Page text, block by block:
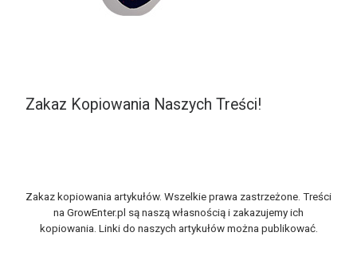
Zakaz Kopiowania Naszych Treści!
Zakaz kopiowania artykułów. Wszelkie prawa zastrzeżone. Treści
na GrowEnter.pl są naszą własnością i zakazujemy ich
kopiowania. Linki do naszych artykułów można publikować.